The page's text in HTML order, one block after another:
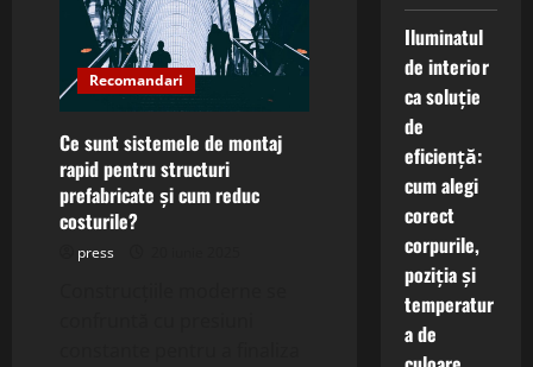
cu
poliuree
și
cum
protejează
critice?
Recomandari
Ce sunt sistemele de montaj
rapid pentru structuri
prefabricate și cum reduc
costurile?
press
Iluminatul
de interior
ca soluție
de
eficiență:
cum alegi
corect
corpurile,
poziția și
temperatur
a de